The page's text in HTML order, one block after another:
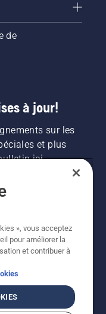
de
à jour!
sur les
et plus
ici.
», vous acceptez
pour améliorer la
et contribuer à